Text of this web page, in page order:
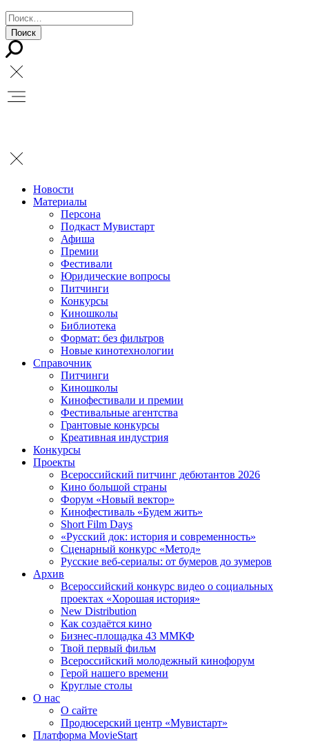
Новости
Материалы
Персона
Подкаст Мувистарт
Афиша
Премии
Фестивали
Юридические вопросы
Питчинги
Конкурсы
Киношколы
Библиотека
Формат: без фильтров
Новые кинотехнологии
Справочник
Питчинги
Киношколы
Кинофестивали и премии
Фестивальные агентства
Грантовые конкурсы
Креативная индустрия
Конкурсы
Проекты
Всероссийский питчинг дебютантов 2026
Кино большой страны
Форум «Новый вектор»
Кинофестиваль «Будем жить»
Short Film Days
«Русский док: история и современность»
Сценарный конкурс «Метод»
Русские веб-сериалы: от бумеров до зумеров
Архив
Всероссийский конкурс видео о социальных
проектах «Хорошая история»
New Distribution
Как создаётся кино
Бизнес-площадка 43 ММКФ
Твой первый фильм
Всероссийский молодежный кинофорум
Герой нашего времени
Круглые столы
О нас
О сайте
Продюсерский центр «Мувистарт»
Платформа MovieStart